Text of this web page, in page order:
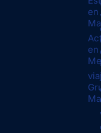
en
en